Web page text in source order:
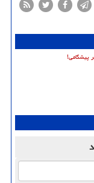
پیشگامی!